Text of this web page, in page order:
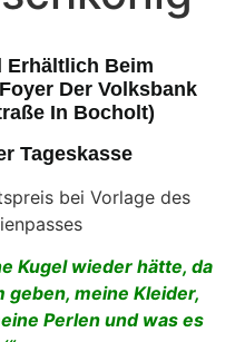
Erhältlich Beim
Der Volksbank
In Bocholt)
Tageskasse
bei Vorlage des
Kugel wieder hätte, da
geben, meine Kleider,
Perlen und was es